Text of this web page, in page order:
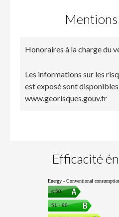
Honoraires à la charge du
Les informations sur les
est exposé sont
www.georisques.gouv.fr
Efficacité